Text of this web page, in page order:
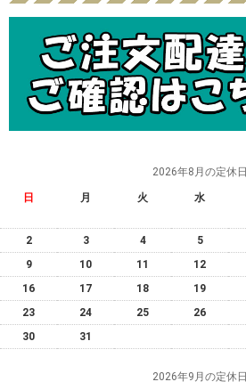
2026年8月の定休日
日 月 火 水
2
3 4 5
9
10 11 12
16
17 18 19
23
24 25 26
30
31
2026年9月の定休日